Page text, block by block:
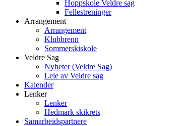
Hoppskole Veldre sag
Fellestreninger
Arrangement
Arrangement
Klubbrenn
Sommerskiskole
Veldre Sag
Nyheter (Veldre Sag)
Leie av Veldre sag
Kalender
Lenker
Lenker
Hedmark skikrets
Samarbeidspartnere